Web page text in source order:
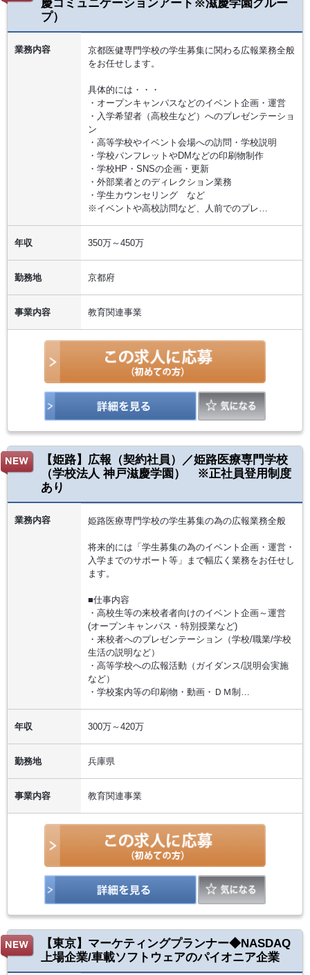
慶コミュニケーションアート※滋慶学園グルー
プ）
業務内容
京都医健専門学校の学生募集に関わる広報業務全般
をお任せします。
具体的には・・・
・オープンキャンパスなどのイベント企画・運営
・入学希望者（高校生など）へのプレゼンテーショ
ン
・高等学校やイベント会場への訪問・学校説明
・学校パンフレットやDMなどの印刷物制作
・学校HP・SNSの企画・更新
・外部業者とのディレクション業務
・学生カウンセリング など
※イベントや高校訪問など、人前でのプレ…
年収 350万～450万
勤務地 京都府
事業内容 教育関連事業
【姫路】広報（契約社員）／姫路医療専門学校
（学校法人 神戸滋慶学園） ※正社員登用制度
あり
業務内容 姫路医療専門学校の学生募集の為の広報業務全般
将来的には「学生募集の為のイベント企画・運営・
入学までのサポート等」まで幅広く業務をお任せし
ます。
■仕事内容
・高校生等の来校者者向けのイベント企画～運営
(オープンキャンパス・特別授業など)
・来校者へのプレゼンテーション（学校/職業/学校
生活の説明など）
・高等学校への広報活動（ガイダンス/説明会実施
など）
・学校案内等の印刷物・動画・ＤＭ制…
年収 300万～420万
勤務地 兵庫県
事業内容 教育関連事業
【東京】マーケティングプランナー◆NASDAQ
上場企業/車載ソフトウェアのパイオニア企業